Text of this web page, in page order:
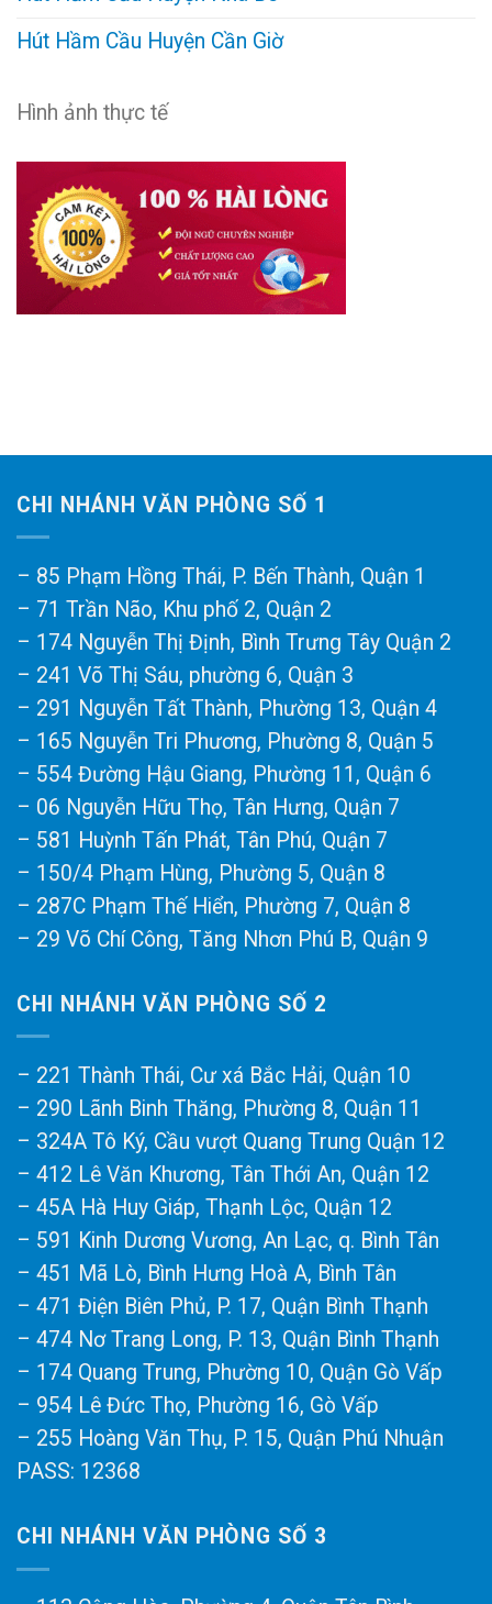
Hút Hầm Cầu Huyện Cần Giờ
Hình ảnh thực tế
CHI NHÁNH VĂN PHÒNG SỐ 1
– 85 Phạm Hồng Thái, P. Bến Thành, Quận 1
– 71 Trần Não, Khu phố 2, Quận 2
– 174 Nguyễn Thị Định, Bình Trưng Tây Quận 2
– 241 Võ Thị Sáu, phường 6, Quận 3
– 291 Nguyễn Tất Thành, Phường 13, Quận 4
– 165 Nguyễn Tri Phương, Phường 8, Quận 5
– 554 Đường Hậu Giang, Phường 11, Quận 6
– 06 Nguyễn Hữu Thọ, Tân Hưng, Quận 7
– 581 Huỳnh Tấn Phát, Tân Phú, Quận 7
– 150/4 Phạm Hùng, Phường 5, Quận 8
– 287C Phạm Thế Hiển, Phường 7, Quận 8
– 29 Võ Chí Công, Tăng Nhơn Phú B, Quận 9
CHI NHÁNH VĂN PHÒNG SỐ 2
– 221 Thành Thái, Cư xá Bắc Hải, Quận 10
– 290 Lãnh Binh Thăng, Phường 8, Quận 11
– 324A Tô Ký, Cầu vượt Quang Trung Quận 12
– 412 Lê Văn Khương, Tân Thới An, Quận 12
– 45A Hà Huy Giáp, Thạnh Lộc, Quận 12
– 591 Kinh Dương Vương, An Lạc, q. Bình Tân
– 451 Mã Lò, Bình Hưng Hoà A, Bình Tân
– 471 Điện Biên Phủ, P. 17, Quận Bình Thạnh
– 474 Nơ Trang Long, P. 13, Quận Bình Thạnh
– 174 Quang Trung, Phường 10, Quận Gò Vấp
– 954 Lê Đức Thọ, Phường 16, Gò Vấp
– 255 Hoàng Văn Thụ, P. 15, Quận Phú Nhuận
PASS: 12368
CHI NHÁNH VĂN PHÒNG SỐ 3